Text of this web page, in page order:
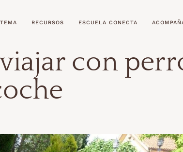
RECURSOS ESCUELA CONECTA
con